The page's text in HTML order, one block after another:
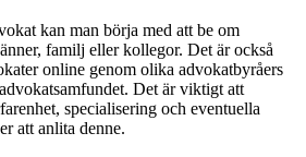
kan man börja med att be om
familj eller kollegor. Det är också
online genom olika advokatbyråers
Det är viktigt att
specialisering och eventuella
att anlita denne.